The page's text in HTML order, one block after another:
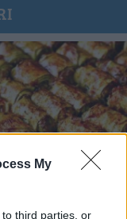
My
third parties, or